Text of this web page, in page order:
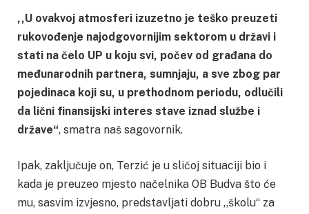
,,U ovakvoj atmosferi izuzetno je teško preuzeti
rukovođenje najodgovornijim sektorom u državi i
stati na čelo UP u koju svi, počev od građana do
međunarodnih partnera, sumnjaju, a sve zbog par
pojedinaca koji su, u prethodnom periodu, odlučili
da lični finansijski interes stave iznad službe i
države“, smatra naš sagovornik.
Ipak, zaključuje on, Terzić je u sličoj situaciji bio i
kada je preuzeo mjesto načelnika OB Budva što će
mu, sasvim izvjesno, predstavljati dobru ,,školu“ za